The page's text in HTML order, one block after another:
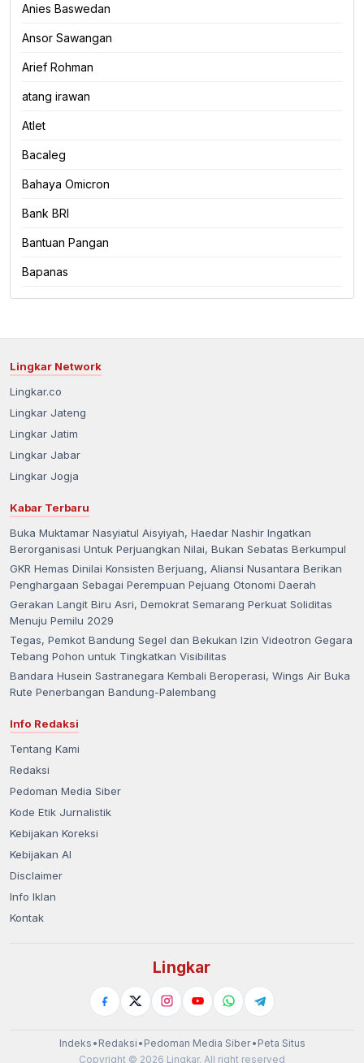
Anies Baswedan
Ansor Sawangan
Arief Rohman
atang irawan
Atlet
Bacaleg
Bahaya Omicron
Bank BRI
Bantuan Pangan
Bapanas
Lingkar Network
Lingkar.co
Lingkar Jateng
Lingkar Jatim
Lingkar Jabar
Lingkar Jogja
Kabar Terbaru
Buka Muktamar Nasyiatul Aisyiyah, Haedar Nashir Ingatkan
Berorganisasi Untuk Perjuangkan Nilai, Bukan Sebatas Berkumpul
GKR Hemas Dinilai Konsisten Berjuang, Aliansi Nusantara Berikan
Penghargaan Sebagai Perempuan Pejuang Otonomi Daerah
Gerakan Langit Biru Asri, Demokrat Semarang Perkuat Soliditas
Menuju Pemilu 2029
Tegas, Pemkot Bandung Segel dan Bekukan Izin Videotron Gegara
Tebang Pohon untuk Tingkatkan Visibilitas
Bandara Husein Sastranegara Kembali Beroperasi, Wings Air Buka
Rute Penerbangan Bandung-Palembang
Info Redaksi
Tentang Kami
Redaksi
Pedoman Media Siber
Kode Etik Jurnalistik
Kebijakan Koreksi
Kebijakan AI
Disclaimer
Info Iklan
Kontak
Lingkar
Indeks • Redaksi • Pedoman Media Siber• Peta Situs
Copyright © 2026 Lingkar. All right reserved